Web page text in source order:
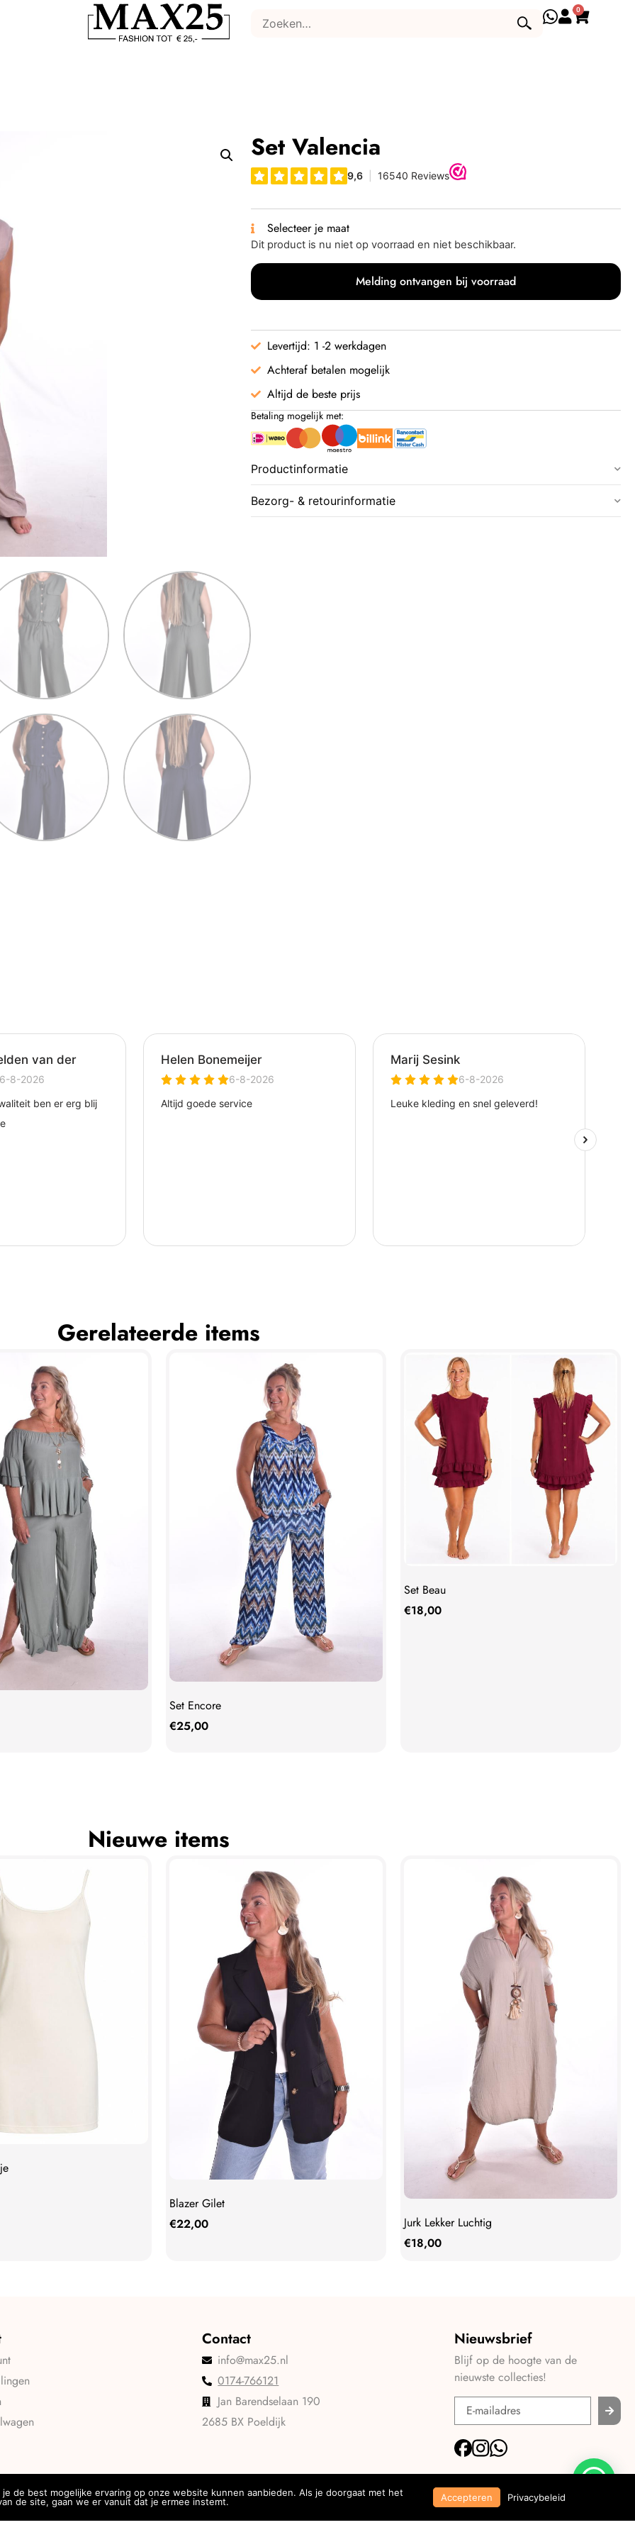
0
Set Valencia
Selecteer je maat
Dit product is nu niet op voorraad en niet beschikbaar.
Melding ontvangen bij voorraad
Levertijd: 1 -2 werkdagen
Achteraf betalen mogelijk
Altijd de beste prijs
Betaling mogelijk met:
Productinformatie
Bezorg- & retourinformatie
Gerelateerde items
Set Encore
€25,00
Set Beau
€18,00
Nieuwe items
Blazer Gilet
€22,00
Jurk Lekker Luchtig
€18,00
Contact
info@max25.nl
0174-766121
Jan Barendselaan 190
2685 BX Poeldijk
Nieuwsbrief
Blijf op de hoogte van de
nieuwste collecties!
de best mogelijke ervaring op onze website kunnen aanbieden. Als je doorgaat met het
de site, gaan we er vanuit dat je ermee instemt.
Accepteren Privacybeleid